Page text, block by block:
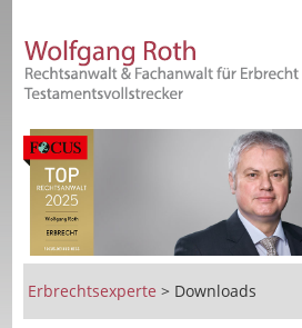
Erbrechtsexperte > Downloads